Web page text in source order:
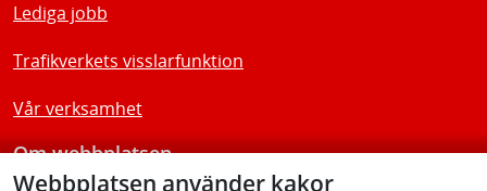
Webbplatsen använder kakor
Lediga jobb
Trafikverkets visslarfunktion
Vår verksamhet
Om webbplatsen